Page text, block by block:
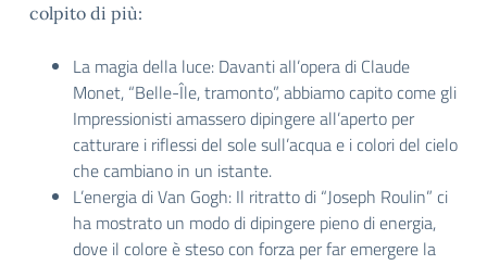
colpito di più:
La magia della luce: Davanti all’opera di Claude
Monet, “Belle-Île, tramonto”, abbiamo capito come gli
Impressionisti amassero dipingere all’aperto per
catturare i riflessi del sole sull’acqua e i colori del cielo
che cambiano in un istante.
L’energia di Van Gogh: Il ritratto di “Joseph Roulin” ci
ha mostrato un modo di dipingere pieno di energia,
dove il colore è steso con forza per far emergere la